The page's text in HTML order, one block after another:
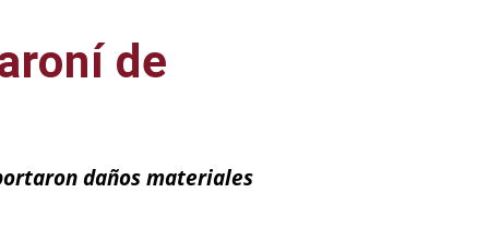
de
daños materiales